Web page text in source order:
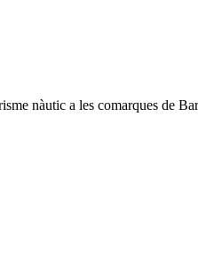
nàutic a les comarques de